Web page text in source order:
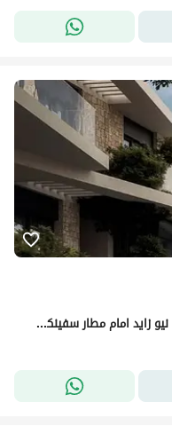
شقه فندقيه متشطبه بالتكييفات للبيع في نيو زايد امام مطار سفينكس الدولي كمبوند هيلز اوف وان